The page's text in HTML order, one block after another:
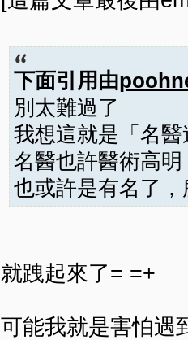
下面引用由
別太難過了
我想這就是「名
名醫也許醫術高
也或許是有名了
就跩起來了= =+
可能我就是害怕遇